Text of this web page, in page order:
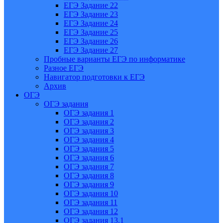
ЕГЭ Задание 22
ЕГЭ Задание 23
ЕГЭ Задание 24
ЕГЭ Задание 25
ЕГЭ Задание 26
ЕГЭ Задание 27
Пробные варианты ЕГЭ по информатике
Разное ЕГЭ
Навигатор подготовки к ЕГЭ
Архив
ОГЭ
ОГЭ задания
ОГЭ задания 1
ОГЭ задания 2
ОГЭ задания 3
ОГЭ задания 4
ОГЭ задания 5
ОГЭ задания 6
ОГЭ задания 7
ОГЭ задания 8
ОГЭ задания 9
ОГЭ задания 10
ОГЭ задания 11
ОГЭ задания 12
ОГЭ задания 13.1